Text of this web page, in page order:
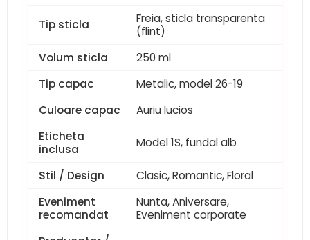
Tip sticla
Freia, sticla transparenta
(flint)
Volum sticla
250 ml
Tip capac
Metalic, model 26-19
Culoare capac
Auriu lucios
Eticheta
inclusa
Model 1S, fundal alb
Stil / Design
Clasic, Romantic, Floral
Eveniment
recomandat
Nunta, Aniversare,
Eveniment corporate